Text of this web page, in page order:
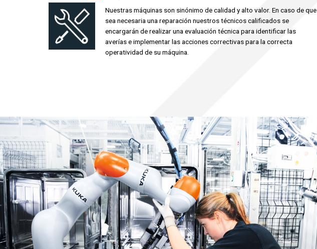
Nuestras máquinas son sinónimo de calidad y alto valor. En caso de que
sea necesaria una reparación nuestros técnicos calificados se
encargarán de realizar una evaluación técnica para identificar las
averías e implementar las acciones correctivas para la correcta
operatividad de su máquina.